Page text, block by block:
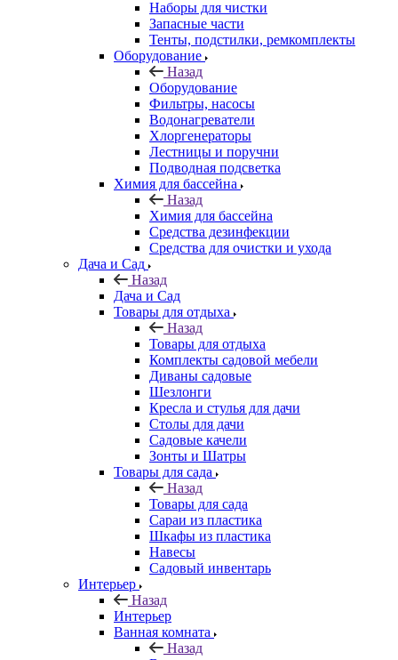
Наборы для чистки
Запасные части
Тенты, подстилки, ремкомплекты
Оборудование
Назад
Оборудование
Фильтры, насосы
Водонагреватели
Хлоргенераторы
Лестницы и поручни
Подводная подсветка
Химия для бассейна
Назад
Химия для бассейна
Средства дезинфекции
Средства для очистки и ухода
Дача и Сад
Назад
Дача и Сад
Товары для отдыха
Назад
Товары для отдыха
Комплекты садовой мебели
Диваны садовые
Шезлонги
Кресла и стулья для дачи
Столы для дачи
Садовые качели
Зонты и Шатры
Товары для сада
Назад
Товары для сада
Сараи из пластика
Шкафы из пластика
Навесы
Садовый инвентарь
Интерьер
Назад
Интерьер
Ванная комната
Назад